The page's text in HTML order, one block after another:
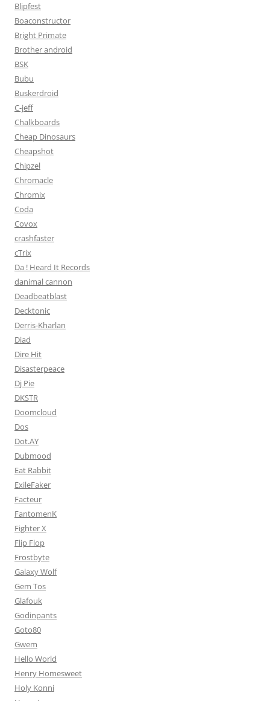
Blipfest
Boaconstructor
Bright Primate
Brother android
BSK
Bubu
Buskerdroid
C-jeff
Chalkboards
Cheap Dinosaurs
Cheapshot
Chipzel
Chromacle
Chromix
Coda
Covox
crashfaster
cTrix
Da ! Heard It Records
danimal cannon
Deadbeatblast
Decktonic
Derris-Kharlan
Diad
Dire Hit
Disasterpeace
Dj Pie
DKSTR
Doomcloud
Dos
Dot.AY
Dubmood
Eat Rabbit
ExileFaker
Facteur
FantomenK
Fighter X
Flip Flop
Frostbyte
Galaxy Wolf
Gem Tos
Glafouk
Godinpants
Goto80
Gwem
Hello World
Henry Homesweet
Holy Konni